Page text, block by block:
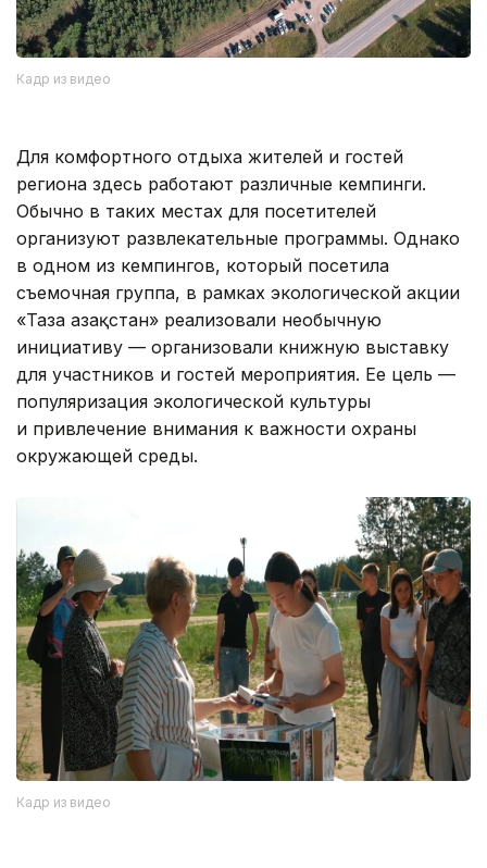
Кадр из видео
Для комфортного отдыха жителей и гостей
региона здесь работают различные кемпинги.
Обычно в таких местах для посетителей
организуют развлекательные программы. Однако
в одном из кемпингов, который посетила
съемочная группа, в рамках экологической акции
«Таза Қазақстан» реализовали необычную
инициативу — организовали книжную выставку
для участников и гостей мероприятия. Ее цель —
популяризация экологической культуры
и привлечение внимания к важности охраны
окружающей среды.
Кадр из видео